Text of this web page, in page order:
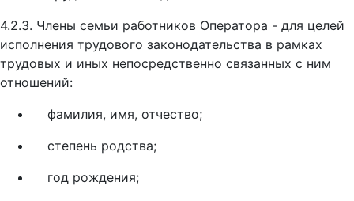
4.2.3. Члены семьи работников Оператора - для целей
исполнения трудового законодательства в рамках
трудовых и иных непосредственно связанных с ним
отношений:
фамилия, имя, отчество;
степень родства;
год рождения;